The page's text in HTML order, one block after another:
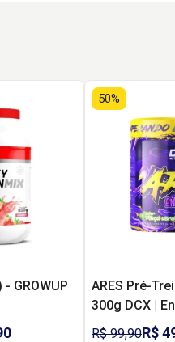
GROWUP
ARES Pré-
300g DCX |
Pump sem
R$ 99,90R$
50%